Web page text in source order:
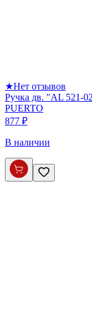
★Нет отзывов
Ручка дв. "AL 521-
PUERTO
877 ₽
В наличии